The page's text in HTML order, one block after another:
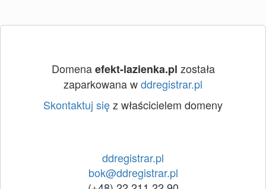
Domenaefekt-lazienka.pl została
zaparkowana wddregistrar.pl
Skontaktuj sięz właścicielem domeny
ddregistrar.pl
bok@ddregistrar.pl